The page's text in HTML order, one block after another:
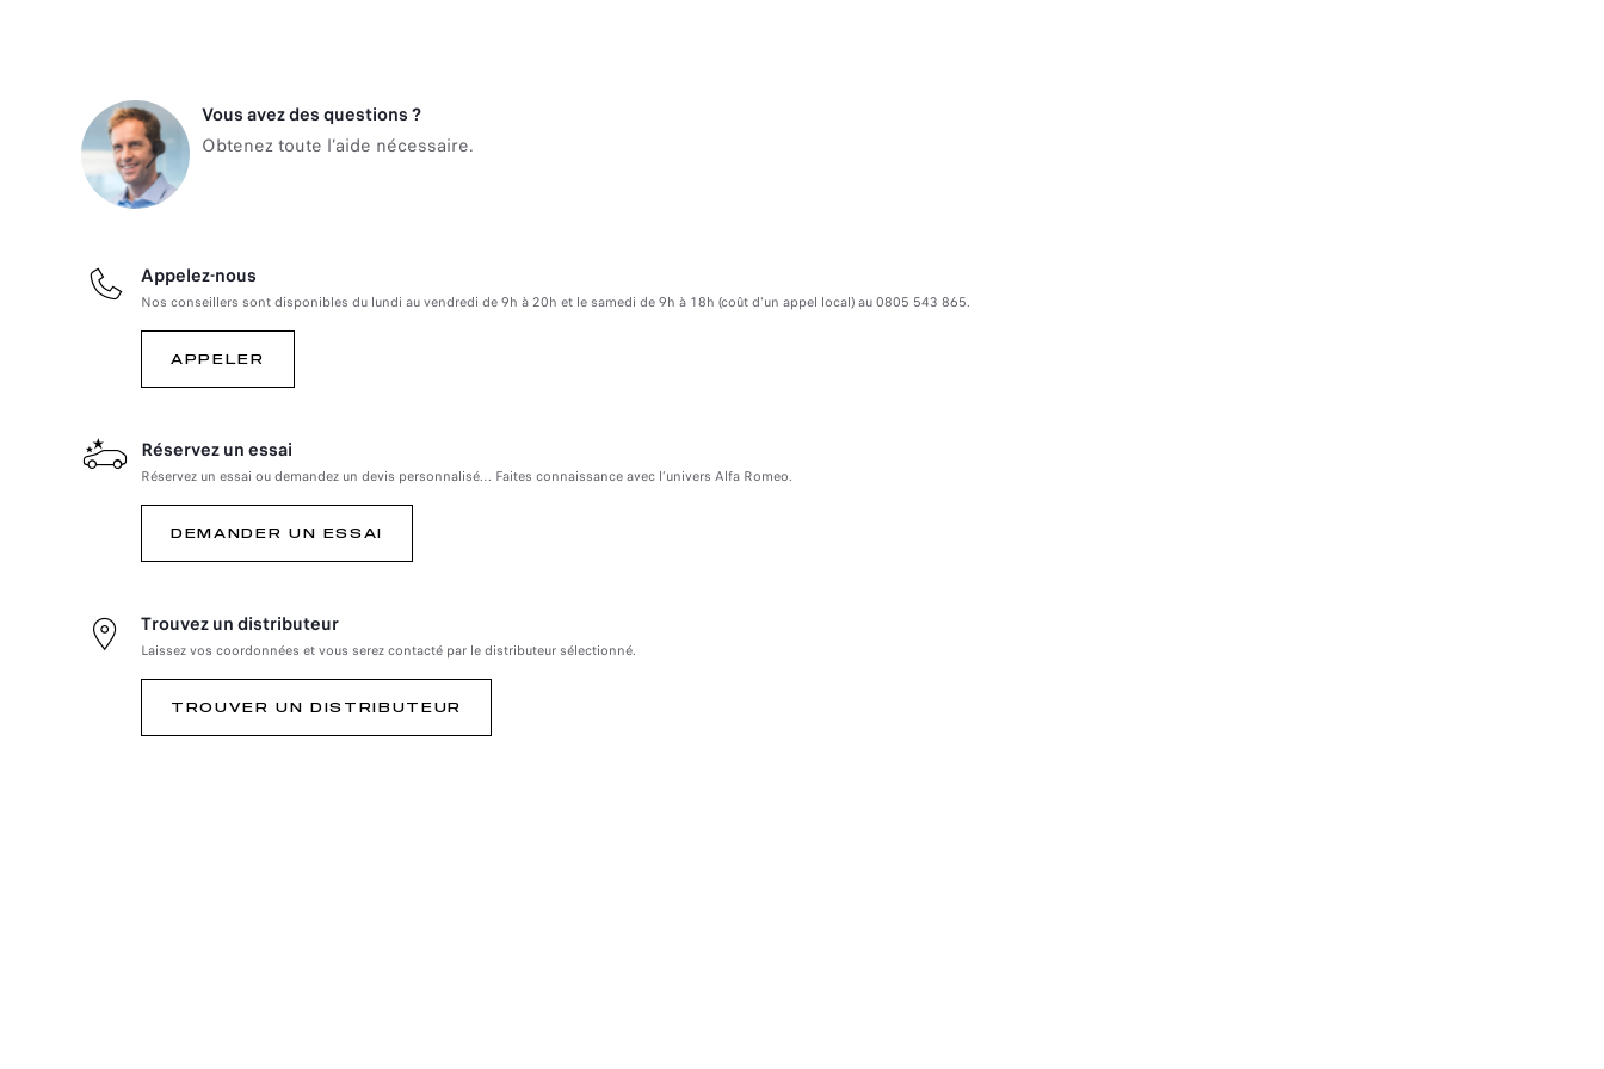
Vous avez des questions ?
Obtenez toute l’aide nécessaire.
Appelez-nous
Nos conseillers sont disponibles du lundi au vendredi de 9h à 20h et le samedi de 9h à 18h (coût d'un appel local) au 0805 543 865.
APPELER
Réservez un essai
Réservez un essai ou demandez un devis personnalisé… Faites connaissance avec l’univers Alfa Romeo.
DEMANDER UN ESSAI
Trouvez un distributeur
Laissez vos coordonnées et vous serez contacté par le distributeur sélectionné.
TROUVER UN DISTRIBUTEUR